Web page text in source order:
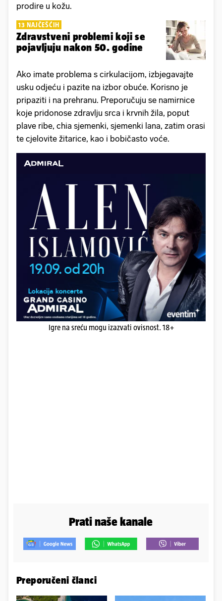
prodire u kožu.
13 NAJČEŠĆIH
Zdravstveni problemi koji se
pojavljuju nakon 50. godine
Ako imate problema s cirkulacijom, izbjegavajte
usku odjeću i pazite na izbor obuće. Korisno je
pripaziti i na prehranu. Preporučuju se namirnice
koje pridonose zdravlju srca i krvnih žila, poput
plave ribe, chia sjemenki, sjemenki lana, zatim orasi
te cjelovite žitarice, kao i bobičasto voće.
Igre na sreću mogu izazvati ovisnost. 18+
Prati naše kanale
Preporučeni članci